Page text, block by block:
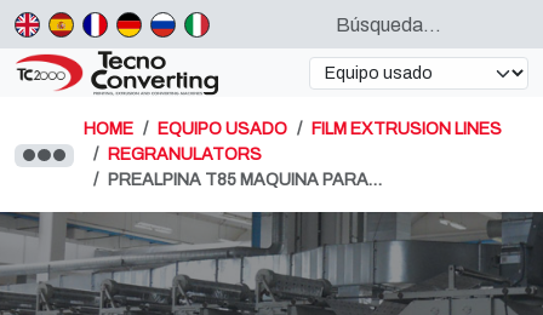
HOME EQUIPO USADO
FILM EXTRUSION LINES
REGRANULATORS
PREALPINA T85 MAQUINA PARA…